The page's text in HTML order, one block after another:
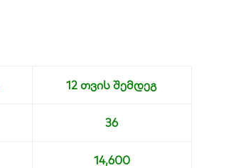
12 თვის შემდეგ
36
14,600